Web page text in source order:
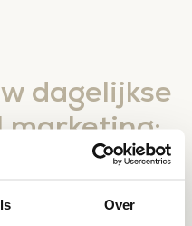
Over
dagelijkse
artikelen.